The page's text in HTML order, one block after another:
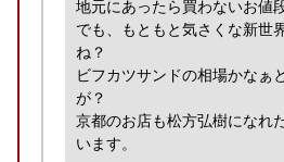
地元にあったら買わないお値
でも、もともと気さくな新世
ね？
ビフカツサンドの相場かなぁ
が？
京都のお店も松方弘樹になれ
います。